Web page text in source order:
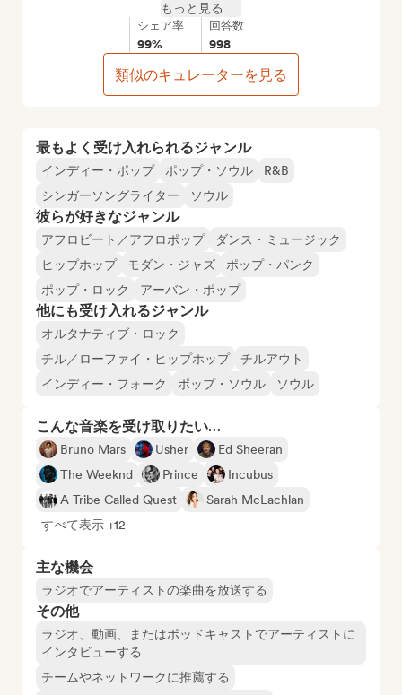
最もよく受け入れられるジャンル
インディー・ポップ ポップ・ソウル
R&B
シンガーソングライター
ソウル
彼らが好きなジャンル
アフロビート／アフロポップ
ダンス・ミュージック
ヒップホップ
モダン・ジャズ
ポップ・パンク
ポップ・ロック
アーバン・ポップ
他にも受け入れるジャンル
オルタナティブ・ロック
チル／ローファイ・ヒップホップ
チルアウト
インディー・フォーク
ポップ・ソウル ソウル
こんな音楽を受け取りたい…
Bruno Mars Usher
Ed Sheeran
The Weeknd
Prince
Incubus
A Tribe Called Quest
Sarah McLachlan
すべて表示 +12
主な機会
ラジオでアーティストの楽曲を放送する
その他
ラジオ、動画、またはポッドキャストでアーティストに
インタビューする
チームやネットワークに推薦する
もっと見る
シェア率
99%
回答数
998
類似のキュレーターを見る